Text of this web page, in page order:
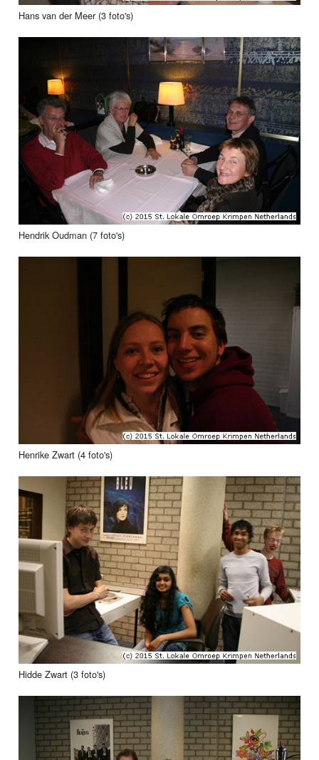
Hans van der Meer (3 foto's)
Hendrik Oudman (7 foto's)
Henrike Zwart (4 foto's)
Hidde Zwart (3 foto's)